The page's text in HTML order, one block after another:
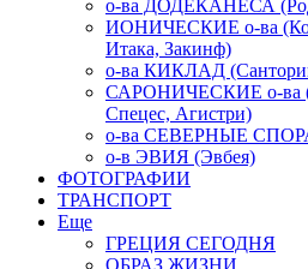
о-ва ДОДЕКАНЕСА
ИОНИЧЕСКИЕ о-ва
Итака, Закинф)
о-ва КИКЛАД
САРОНИЧЕСКИЕ о-ва
Спецес, Агистри)
о-ва СЕВЕРНЫЕ
о-в ЭВИЯ (Эвбея)
ФОТОГРАФИИ
ТРАНСПОРТ
Еще
ГРЕЦИЯ СЕГОДНЯ
ОБРАЗ ЖИЗНИ